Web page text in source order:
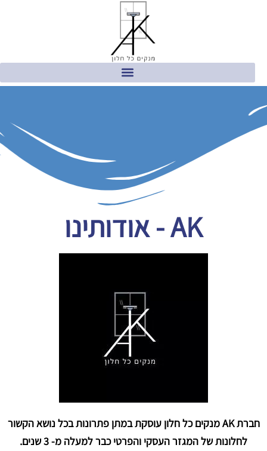
AK - אודותינו
חברת AK מנקים כל חלון עוסקת במתן פתרונות בכל נושא הקשור
לחלונות של המגזר העסקי והפרטי כבר למעלה מ- 3 שנים.